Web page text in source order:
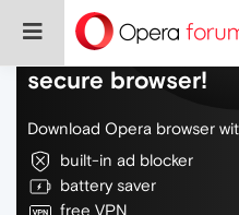
Do more on the
secure browser!
Download Opera browser
built-in ad blocker
battery saver
free VPN